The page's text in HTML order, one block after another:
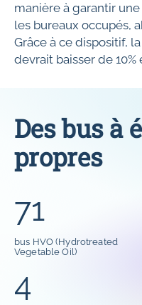
manière à garantir
les bureaux occupés,
Grâce à ce dispositif,
devrait baisser de 10%
Des bus à
propres
71
bus HVO (Hydrotreated
Vegetable Oil)
4